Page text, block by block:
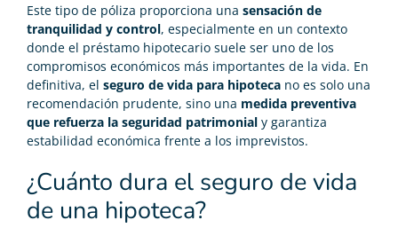
Este tipo de póliza proporciona una sensación de
tranquilidad y control, especialmente en un contexto
donde el préstamo hipotecario suele ser uno de los
compromisos económicos más importantes de la vida. En
definitiva, el seguro de vida para hipoteca no es solo una
recomendación prudente, sino una medida preventiva
que refuerza la seguridad patrimonial y garantiza
estabilidad económica frente a los imprevistos.
¿Cuánto dura el seguro de vida
de una hipoteca?